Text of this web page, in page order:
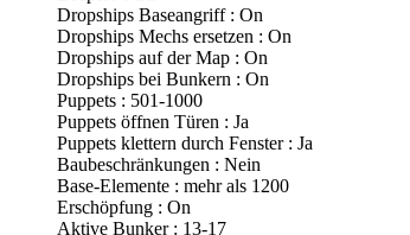
Dropships Baseangriff : On
Dropships Mechs ersetzen : On
Dropships auf der Map : On
Dropships bei Bunkern : On
Puppets : 501-1000
Puppets öffnen Türen : Ja
Puppets klettern durch Fenster : Ja
Baubeschränkungen : Nein
Base-Elemente : mehr als 1200
Erschöpfung : On
Aktive Bunker : 13-17